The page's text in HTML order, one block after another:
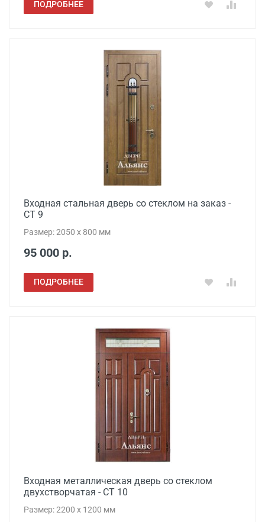
ПОДРОБНЕЕ
Входная стальная дверь со стеклом на заказ -
СТ 9
Размер: 2050 x 800 мм
95 000 р.
ПОДРОБНЕЕ
Входная металлическая дверь со стеклом
двухстворчатая - СТ 10
Размер: 2200 x 1200 мм